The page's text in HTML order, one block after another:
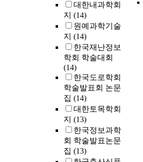
대한내과학회
지 (14)
원예과학기술
지 (14)
한국재난정보
학회 학술대회
(14)
한국도로학회
학술발표회 논문
집 (14)
대한토목학회
지 (13)
한국정보과학
회 학술발표논문
집 (13)